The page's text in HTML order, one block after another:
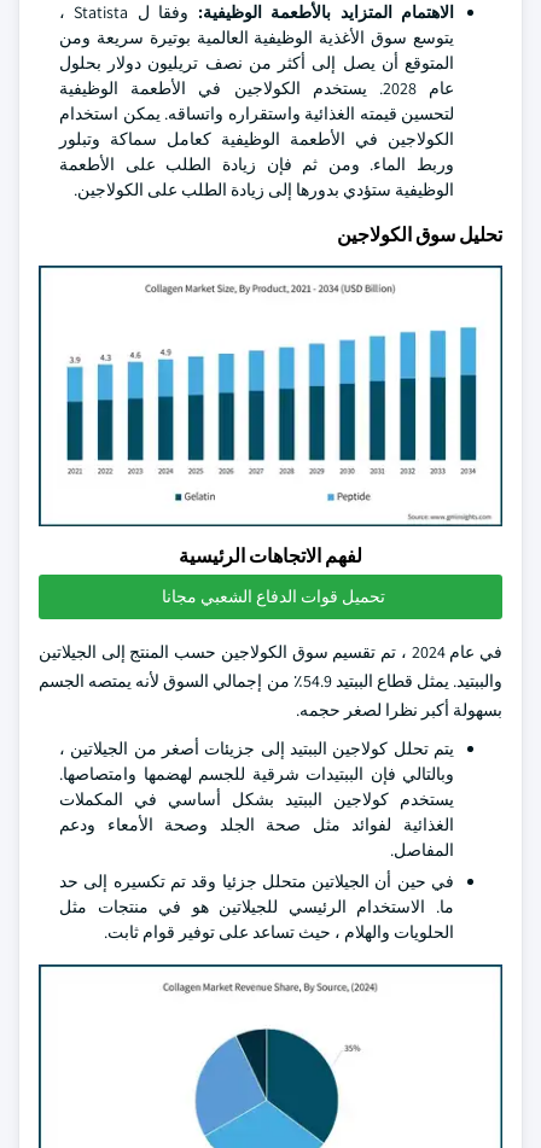
الاهتمام المتزايد بالأطعمة الوظيفية:
وفقا ل Statista ،
يتوسع سوق الأغذية الوظيفية العالمية بوتيرة سريعة ومن
المتوقع أن يصل إلى أكثر من نصف تريليون دولار بحلول
عام 2028. يستخدم الكولاجين في الأطعمة الوظيفية
لتحسين قيمته الغذائية واستقراره واتساقه. يمكن استخدام
الكولاجين في الأطعمة الوظيفية كعامل سماكة وتبلور
وربط الماء. ومن ثم فإن زيادة الطلب على الأطعمة
الوظيفية ستؤدي بدورها إلى زيادة الطلب على الكولاجين.
تحليل سوق الكولاجين
لفهم الاتجاهات الرئيسية
تحميل قوات الدفاع الشعبي مجانا
في عام 2024 ، تم تقسيم سوق الكولاجين حسب المنتج إلى الجيلاتين
والببتيد. يمثل قطاع الببتيد 54.9٪ من إجمالي السوق لأنه يمتصه الجسم
بسهولة أكبر نظرا لصغر حجمه.
يتم تحلل كولاجين الببتيد إلى جزيئات أصغر من الجيلاتين ،
وبالتالي فإن الببتيدات شرقية للجسم لهضمها وامتصاصها.
يستخدم كولاجين الببتيد بشكل أساسي في المكملات
الغذائية لفوائد مثل صحة الجلد وصحة الأمعاء ودعم
المفاصل.
في حين أن الجيلاتين متحلل جزئيا وقد تم تكسيره إلى حد
ما. الاستخدام الرئيسي للجيلاتين هو في منتجات مثل
الحلويات والهلام ، حيث تساعد على توفير قوام ثابت.